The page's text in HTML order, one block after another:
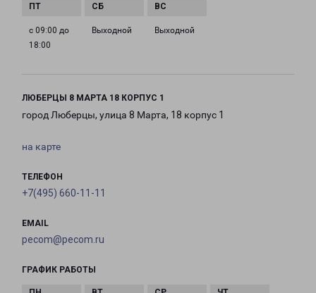
с 09:00 до
18:00
Выходной Выходной
ЛЮБЕРЦЫ 8 МАРТА 18 КОРПУС 1
город Люберцы, улица 8 Марта, 18 корпус 1
на карте
ТЕЛЕФОН
+7(495) 660-11-11
EMAIL
pecom@pecom.ru
ГРАФИК РАБОТЫ